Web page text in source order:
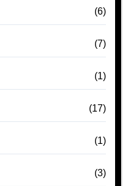
(6)
(7)
(1)
(17)
(1)
(3)